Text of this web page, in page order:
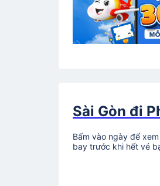
Sài Gòn đi
Bấm vào ngày để
bay trước khi hết vé